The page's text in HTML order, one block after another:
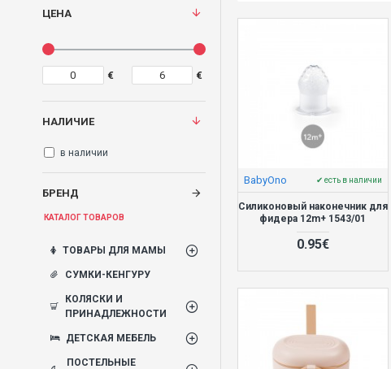
ЦЕНА
€ €
БРЕНД
НАЛИЧИЕ
в наличии
КАТАЛОГ ТОВАРОВ
ТОВАРЫ ДЛЯ МАМЫ
СУМКИ-КЕНГУРУ
КОЛЯСКИ И
ПРИНАДЛЕЖНОСТИ
ДЕТСКАЯ МЕБЕЛЬ
ПОСТЕЛЬНЫЕ
BabyOno ✔ есть в наличии
Силиконовый наконечник для
фидера 12m+ 1543/01
0.95€